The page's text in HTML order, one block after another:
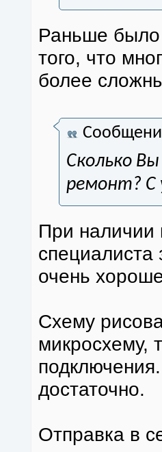
Раньше
того, что
более
Сколько
ремонт? С
При наличии
специалиста
очень
Схему
микросхему,
достаточно.
Отправка в